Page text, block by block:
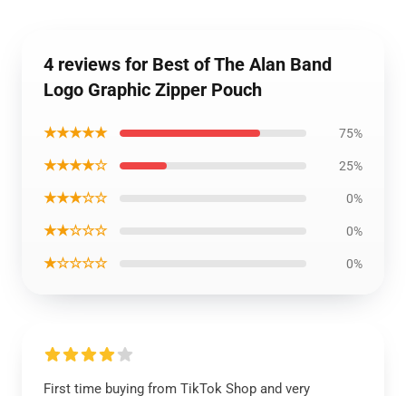
4 reviews for Best of The Alan Band
Logo Graphic Zipper Pouch
★★★★★ 75%
★★★★☆ 25%
★★★☆☆ 0%
★★☆☆☆ 0%
★☆☆☆☆ 0%
First time buying from TikTok Shop and very